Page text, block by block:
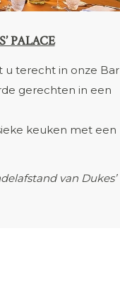
PALACE
u terecht in onze Bar
gerechten in een
keuken met een
van Dukes’